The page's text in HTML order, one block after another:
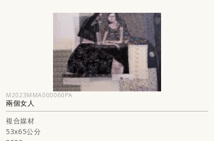
M2023MMA000060PA
兩個女人
複合媒材
53x65公分